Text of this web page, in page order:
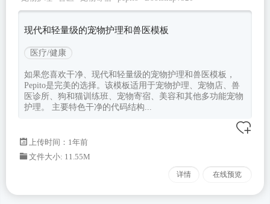
现代和轻量级的宠物护理和兽医模板
医疗/健康
如果您喜欢干净、现代和轻量级的宠物护理和兽医模板，
Pepito是完美的选择。该模板适用于宠物护理、宠物店、兽
医诊所、狗和猫训练班、宠物寄宿、美容和其他多功能宠物
护理。 主要特色干净的代码结构...
上传时间：1年前
文件大小: 11.55M
详情 在线预览